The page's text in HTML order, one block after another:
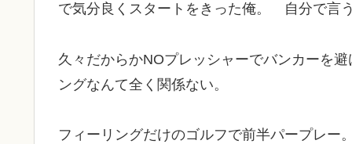
で気分良くスタートをきった俺。 自分で言
久々だからかNOプレッシャーでバンカーを
ングなんて全く関係ない。
フィーリングだけのゴルフで前半パープレー